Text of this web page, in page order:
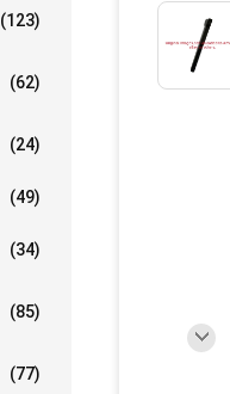
(123)
(62)
(24)
(49)
(34)
(85)
(77)